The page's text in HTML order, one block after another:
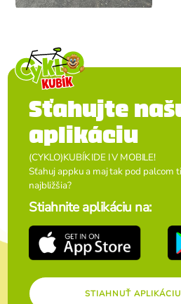
Sťahujte
aplikáciu
(CYKLO)KUBÍK IDE I V MOBILE!
Sťahuj appku a maj tak pod palcom
najbližšia?
Stiahnite aplikáciu na:
STIAHNUŤ APLIKÁCIU